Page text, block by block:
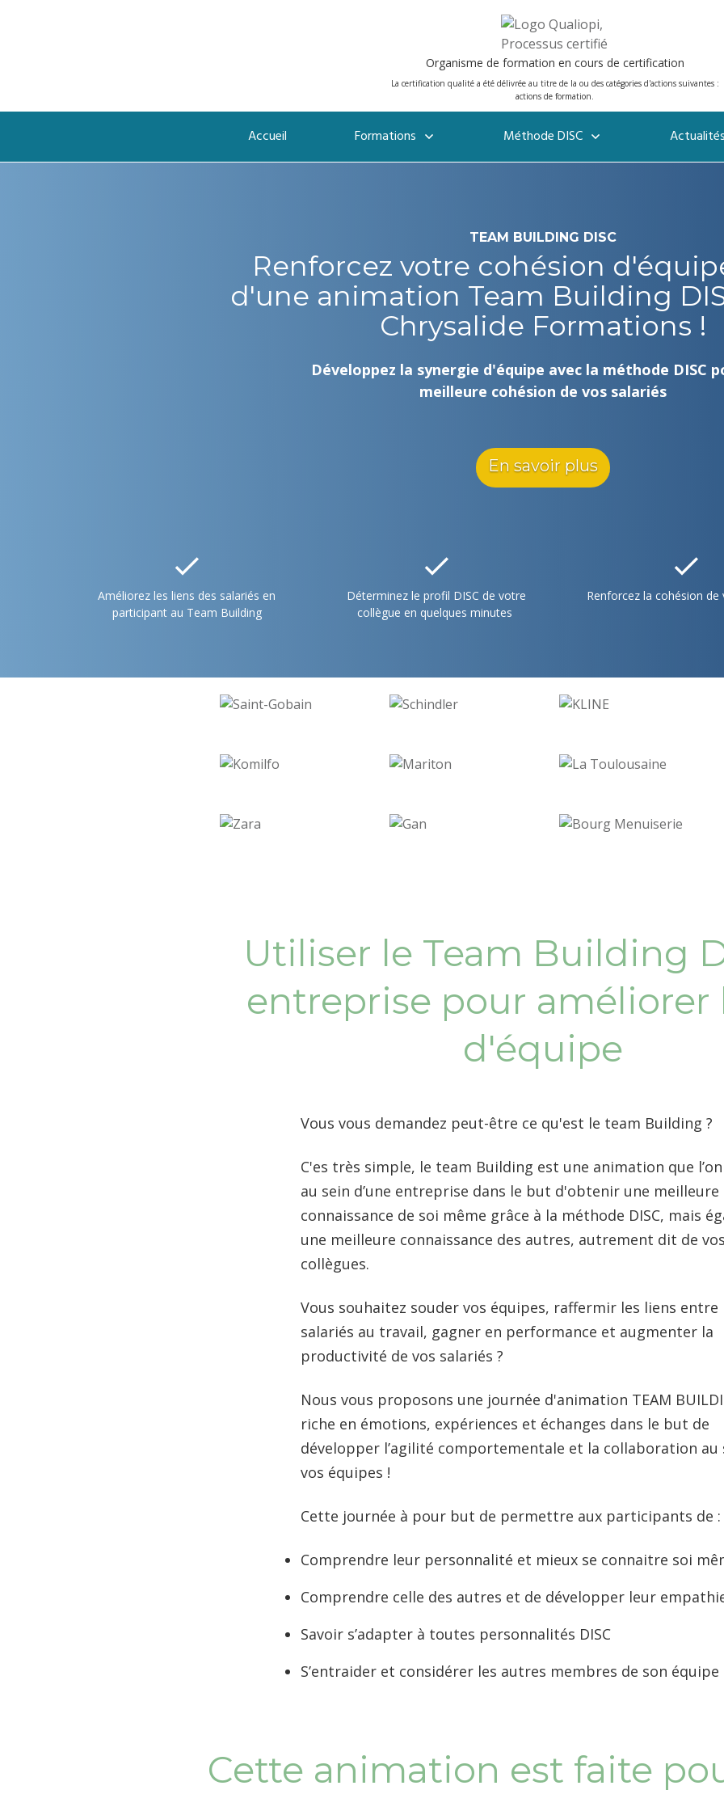
Organisme de formation en cours de certification
La certification qualité a été délivrée au titre de la ou des catégories d'actions suivantes :
actions de formation.
Accueil Formations Méthode DISC
TEAM BUILDING DISC
Renforcez votre cohésion
d'une animation Team Building
Chrysalide Formations !
Développez la synergie d'équipe avec la méthode DISC
meilleure cohésion de vos salariés
En savoir plus
Améliorez les liens des salariés en
participant au Team Building
Déterminez le profil DISC de votre
collègue en quelques minutes
Renforcez la cohésion de
Utiliser le Team Building
entreprise pour améliorer
d'équipe
Vous vous demandez peut-être ce qu'est le team Building ?
C'es très simple, le team Building est une animation que
au sein d’une entreprise dans le but d'obtenir une meilleure
connaissance de soi même grâce à la méthode DISC, mais
une meilleure connaissance des autres, autrement dit de
collègues.
Vous souhaitez souder vos équipes, raffermir les liens entre
salariés au travail, gagner en performance et augmenter la
productivité de vos salariés ?
Nous vous proposons une journée d'animation TEAM
riche en émotions, expériences et échanges dans le but de
développer l’agilité comportementale et la collaboration au
vos équipes !
Cette journée à pour but de permettre aux participants de :
Comprendre leur personnalité et mieux se connaitre soi
Comprendre celle des autres et de développer leur
Savoir s’adapter à toutes personnalités DISC
S’entraider et considérer les autres membres de son équipe
Cette animation est faite